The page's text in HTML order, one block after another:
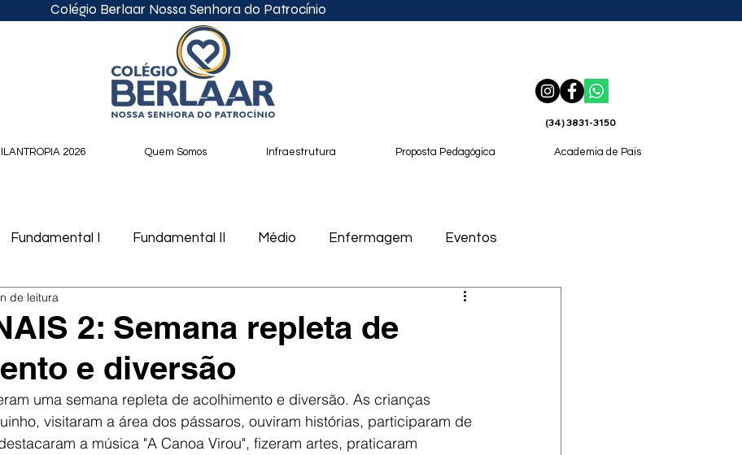
Colégio Berlaar Nossa Senhora do Patrocínio
(34) 3831-3150
2026 Quem Somos Infraestrutura Proposta Pedagógica Academia de Pais
Fundamental I Fundamental II Médio Enfermagem Eventos
2: Semana repleta de
e diversão
de leitura
uma semana repleta de acolhimento e diversão. As crianças
visitaram a área dos pássaros, ouviram histórias, participaram de
a música "A Canoa Virou", fizeram artes, praticaram